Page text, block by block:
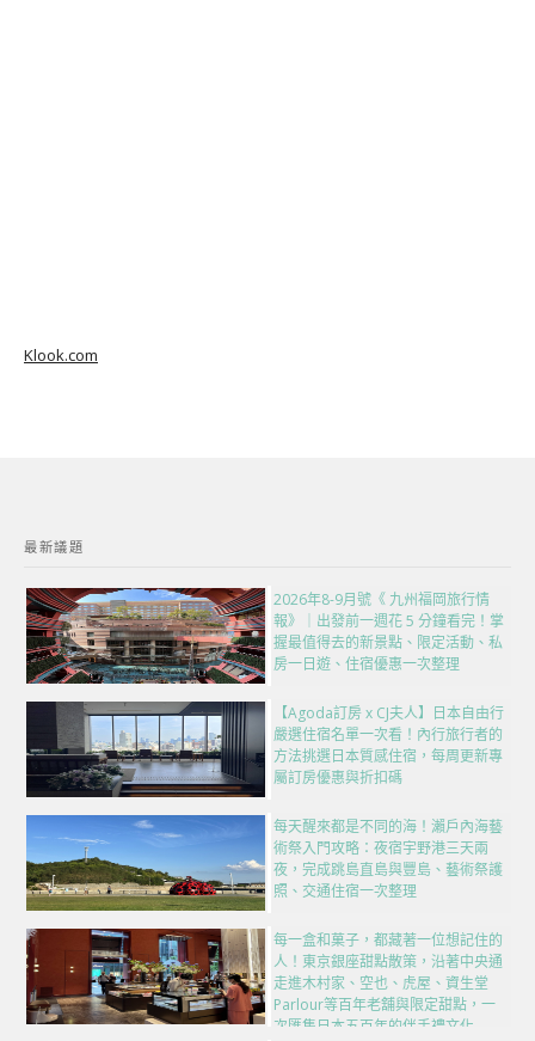
Klook.com
最新議題
2026年8-9月號《 九州福岡旅行情
報》｜出發前一週花 5 分鐘看完！掌
握最值得去的新景點、限定活動、私
房一日遊、住宿優惠一次整理
【Agoda訂房 x CJ夫人】日本自由行
嚴選住宿名單一次看！內行旅行者的
方法挑選日本質感住宿，每周更新專
屬訂房優惠與折扣碼
每天醒來都是不同的海！瀨戶內海藝
術祭入門攻略：夜宿宇野港三天兩
夜，完成跳島直島與豐島、藝術祭護
照、交通住宿一次整理
每一盒和菓子，都藏著一位想記住的
人！東京銀座甜點散策，沿著中央通
走進木村家、空也、虎屋、資生堂
Parlour等百年老舖與限定甜點，一
次匯集日本五百年的伴手禮文化